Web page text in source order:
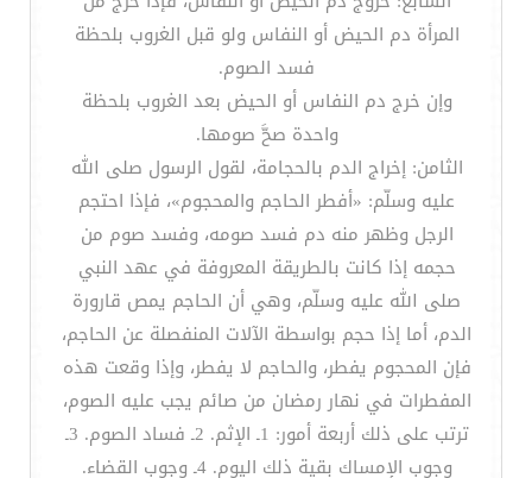
المرأة دم الحيض أو النفاس ولو قبل الغروب بلحظة
فسد الصوم.
وإن خرج دم النفاس أو الحيض بعد الغروب بلحظة
واحدة صحَّ صومها.
الثامن: إخراج الدم بالحجامة، لقول الرسول صلى الله
عليه وسلّم: «أفطر الحاجم والمحجوم»، فإذا احتجم
الرجل وظهر منه دم فسد صومه، وفسد صوم من
حجمه إذا كانت بالطريقة المعروفة في عهد النبي
صلى الله عليه وسلّم، وهي أن الحاجم يمص قارورة
الدم، أما إذا حجم بواسطة الآلات المنفصلة عن الحاجم،
فإن المحجوم يفطر، والحاجم لا يفطر، وإذا وقعت هذه
المفطرات في نهار رمضان من صائم يجب عليه الصوم،
ترتب على ذلك أربعة أمور: 1ـ الإثم. 2ـ فساد الصوم. 3ـ
وجوب الإمساك بقية ذلك اليوم. 4ـ وجوب القضاء.